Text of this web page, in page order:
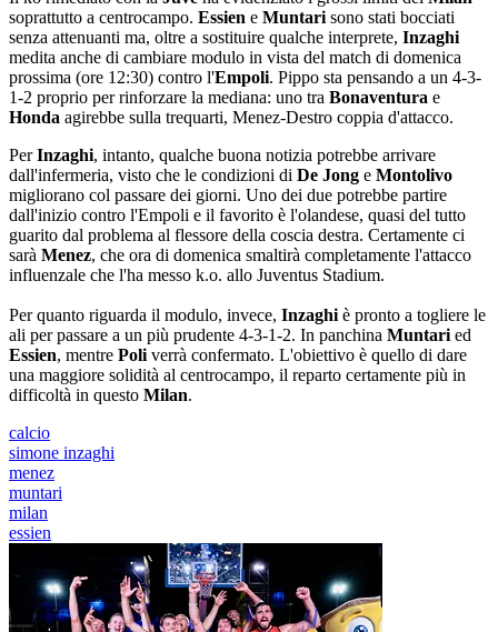
soprattutto a centrocampo. Essien e Muntari sono stati bocciati
senza attenuanti ma, oltre a sostituire qualche interprete, Inzaghi
medita anche di cambiare modulo in vista del match di domenica
prossima (ore 12:30) contro l'Empoli. Pippo sta pensando a un 4-3-
1-2 proprio per rinforzare la mediana: uno tra Bonaventura e
Honda agirebbe sulla trequarti, Menez-Destro coppia d'attacco.
PerInzaghi, intanto, qualche buona notizia potrebbe arrivare
dall'infermeria, visto che le condizioni di De Jong e Montolivo
migliorano col passare dei giorni. Uno dei due potrebbe partire
dall'inizio contro l'Empoli e il favorito è l'olandese, quasi del tutto
guarito dal problema al flessore della coscia destra. Certamente ci
sarà Menez, che ora di domenica smaltirà completamente l'attacco
influenzale che l'ha messo k.o. allo Juventus Stadium.
Per quanto riguarda il modulo, invece, Inzaghi è pronto a togliere le
ali per passare a un più prudente 4-3-1-2. In panchina Muntari ed
Essien, mentre Poli verrà confermato. L'obiettivo è quello di dare
una maggiore solidità al centrocampo, il reparto certamente più in
difficoltà in questo Milan.
calcio
simone inzaghi
menez
muntari
milan
essien